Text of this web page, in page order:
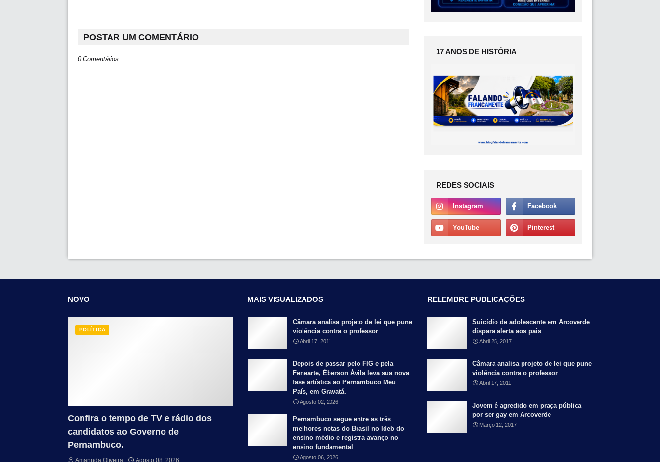
POSTAR UM COMENTÁRIO
0 Comentários
17 ANOS DE HISTÓRIA
REDES SOCIAIS
NOVO
POLÍTICA
Confira o tempo de TV e rádio dos
candidatos ao Governo de
Pernambuco.
Amannda Oliveira Agosto 08, 2026
MAIS VISUALIZADOS
Câmara analisa projeto de lei que pune
violência contra o professor
Abril 17, 2011
Depois de passar pelo FIG e pela
Fenearte, Éberson Ávila leva sua nova
fase artística ao Pernambuco Meu
País, em Gravatá.
Agosto 02, 2026
Pernambuco segue entre as três
melhores notas do Brasil no Ideb do
ensino médio e registra avanço no
ensino fundamental
Agosto 06, 2026
RELEMBRE PUBLICAÇÕES
Suicídio de adolescente em Arcoverde
dispara alerta aos pais
Abril 25, 2017
Câmara analisa projeto de lei que pune
violência contra o professor
Abril 17, 2011
Jovem é agredido em praça pública
por ser gay em Arcoverde
Março 12, 2017